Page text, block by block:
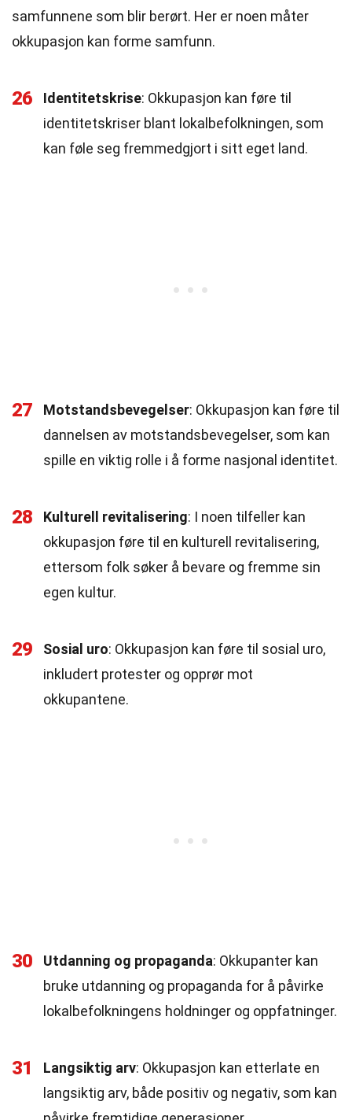
samfunnene som blir berørt. Her er noen måter
okkupasjon kan forme samfunn.
26 Identitetskrise: Okkupasjon kan føre til
identitetskriser blant lokalbefolkningen, som
kan føle seg fremmedgjort i sitt eget land.
27 Motstandsbevegelser: Okkupasjon kan føre til
dannelsen av motstandsbevegelser, som kan
spille en viktig rolle i å forme nasjonal identitet.
28 Kulturell revitalisering: I noen tilfeller kan
okkupasjon føre til en kulturell revitalisering,
ettersom folk søker å bevare og fremme sin
egen kultur.
29 Sosial uro: Okkupasjon kan føre til sosial uro,
inkludert protester og opprør mot
okkupantene.
30 Utdanning og propaganda: Okkupanter kan
bruke utdanning og propaganda for å påvirke
lokalbefolkningens holdninger og oppfatninger.
31 Langsiktig arv: Okkupasjon kan etterlate en
langsiktig arv, både positiv og negativ, som kan